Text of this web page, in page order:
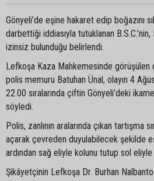
Gönyeli’de eşine hakaret edip boğazını
darbettiği iddiasıyla tutuklanan
izinsiz bulunduğu belirlendi.
Lefkoşa Kaza Mahkemesinde görüşülen
polis memuru Batuhan Ünal, olayın 4
22.00 sıralarında çiftin Gönyeli’deki
söyledi.
Polis, zanlının aralarında çıkan tartışma
açarak çevreden duyulabilecek şekilde
ardından sağ eliyle kolunu tutup sol eliyle
Şikâyetçinin Lefkoşa Dr. Burhan